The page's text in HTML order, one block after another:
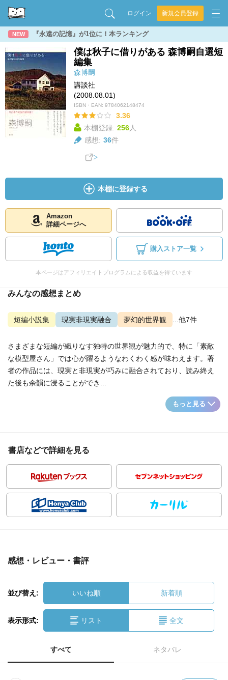
ログイン 新規会員登録
NEW 『永遠の記憶』が1位に！本ランキング
僕は秋子に借りがある 森博嗣自選短
編集
森博嗣
講談社
(2008.08.01)
ISBN・EAN: 9784062148474
3.36
本棚登録: 256人
感想: 36件
本棚に登録する
Amazon
詳細ページへ
購入ストア一覧
本ページはアフィリエイトプログラムによる収益を得ています
みんなの感想まとめ
短編小説集 現実非現実融合 夢幻的世界観 ...他7件
さまざまな短編が織りなす独特の世界観が魅力的で、特に「素敵
な模型屋さん」では心が躍るようなわくわく感が味わえます。著
者の作品には、現実と非現実が巧みに融合されており、読み終え
た後も余韻に浸ることができ...
もっと見る
書店などで詳細を見る
感想・レビュー・書評
並び替え: いいね順 新着順
表示形式: リスト 全文
すべて ネタバレ